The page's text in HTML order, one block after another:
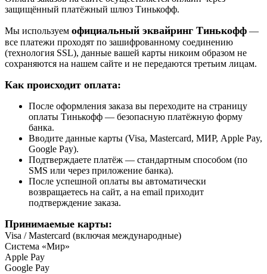
защищённый платёжный шлюз Тинькофф.
Мы используем официальный эквайринг Тинькофф —
все платежи проходят по зашифрованному соединению
(технология SSL), данные вашей карты никоим образом не
сохраняются на нашем сайте и не передаются третьим лицам.
Как происходит оплата:
После оформления заказа вы переходите на страницу
оплаты Тинькофф — безопасную платёжную форму
банка.
Вводите данные карты (Visa, Mastercard, МИР, Apple Pay,
Google Pay).
Подтверждаете платёж — стандартным способом (по
SMS или через приложение банка).
После успешной оплаты вы автоматически
возвращаетесь на сайт, а на email приходит
подтверждение заказа.
Принимаемые карты:
Visa / Mastercard (включая международные)
Система «Мир»
Apple Pay
Google Pay